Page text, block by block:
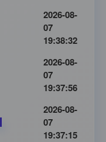
2026-08-
07
19:38:32
2026-08-
07
19:37:56
2026-08-
07
19:37:15